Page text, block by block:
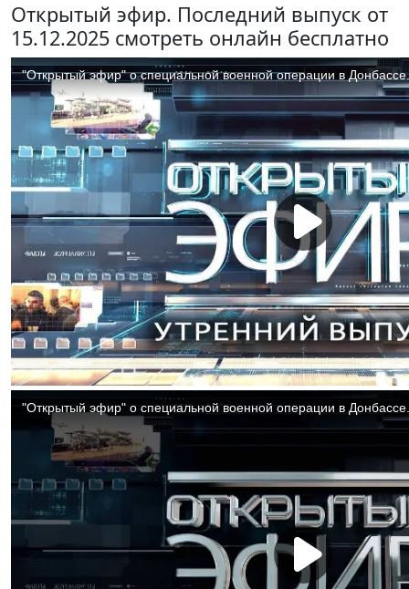
Открытый эфир. Последний выпуск от
15.12.2025 смотреть онлайн бесплатно